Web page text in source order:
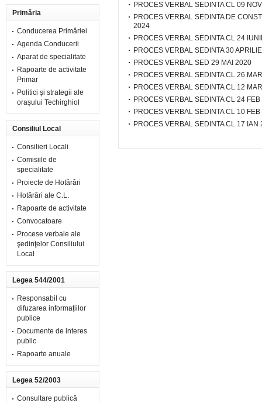
Primăria
Conducerea Primăriei
Agenda Conducerii
Aparat de specialitate
Rapoarte de activitate
Primar
Politici și strategii ale
orașului Techirghiol
Consiliul Local
Consilieri Locali
Comisiile de
specialitate
Proiecte de Hotărâri
Hotărâri ale C.L.
Rapoarte de activitate
Convocatoare
Procese verbale ale
şedinţelor Consiliului
Local
Legea 544/2001
Responsabil cu
difuzarea informațiilor
publice
Documente de interes
public
Rapoarte anuale
Legea 52/2003
Consultare publică
PROCES VERBAL SEDINTA CL 09
PROCES VERBAL SEDINTA DE
2024
PROCES VERBAL SEDINTA CL 24
PROCES VERBAL SEDINTA 30
PROCES VERBAL SED 29 MAI 2020
PROCES VERBAL SEDINTA CL 26
PROCES VERBAL SEDINTA CL 12
PROCES VERBAL SEDINTA CL 24
PROCES VERBAL SEDINTA CL 10
PROCES VERBAL SEDINTA CL 17 IAN